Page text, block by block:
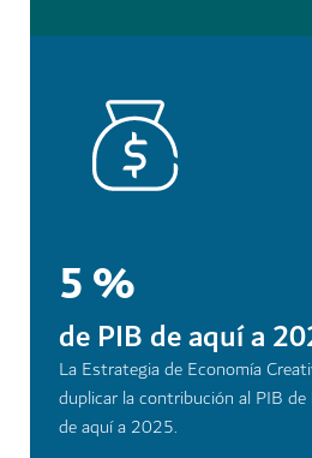
5 %
de PIB de aquí a
La Estrategia de Economía
duplicar la contribución al PIB
de aquí a 2025.